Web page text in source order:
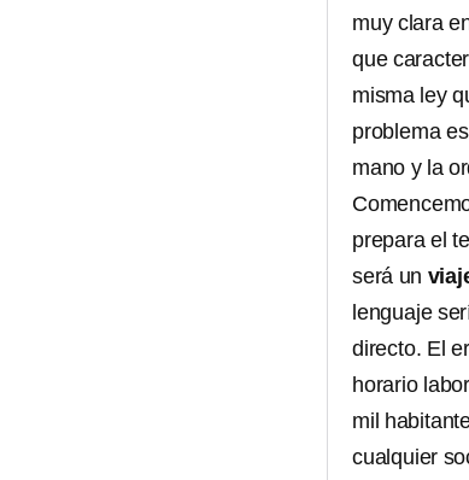
muy clara
que
misma ley
problema
mano y la
prepara el
será un
lenguaje
directo. El
horario
mil
cualquier